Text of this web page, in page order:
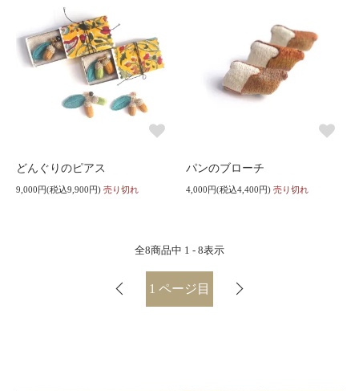
どんぐりのピアス
9,000円(税込9,900円) 売り切れ
パンのブローチ
4,000円(税込4,400円) 売り切れ
全8商品中 1 - 8表示
1 ページ目